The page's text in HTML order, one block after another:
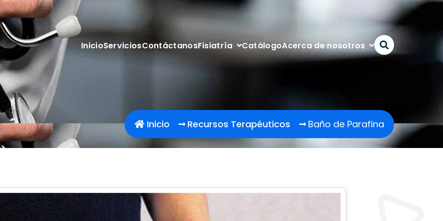
InicioServiciosContáctanosFisiatría CatálogoAcerca de nosotros
Inicio Recursos Terapéuticos Baño de Parafina